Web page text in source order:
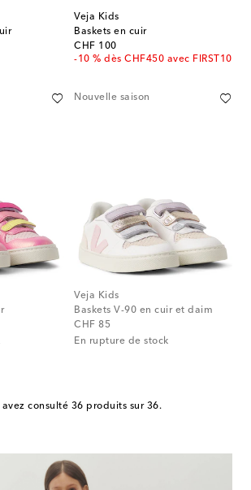
Veja Kids
Baskets en cuir
CHF 100
original price
-10 % dès CHF450 avec FIRST10
Nouvelle saison
Veja Kids
Baskets V-90 en cuir et daim
CHF 85
original price
En rupture de stock
avez consulté 36 produits sur 36.